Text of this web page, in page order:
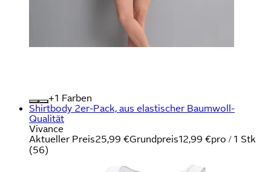
+
Farben
Shirtbody 2er-Pack, aus elastischer Baumwoll-
Qualität
Vivance
Aktueller Preis25,99 €Grundpreis12,99 €pro / 1 Stk
(56)